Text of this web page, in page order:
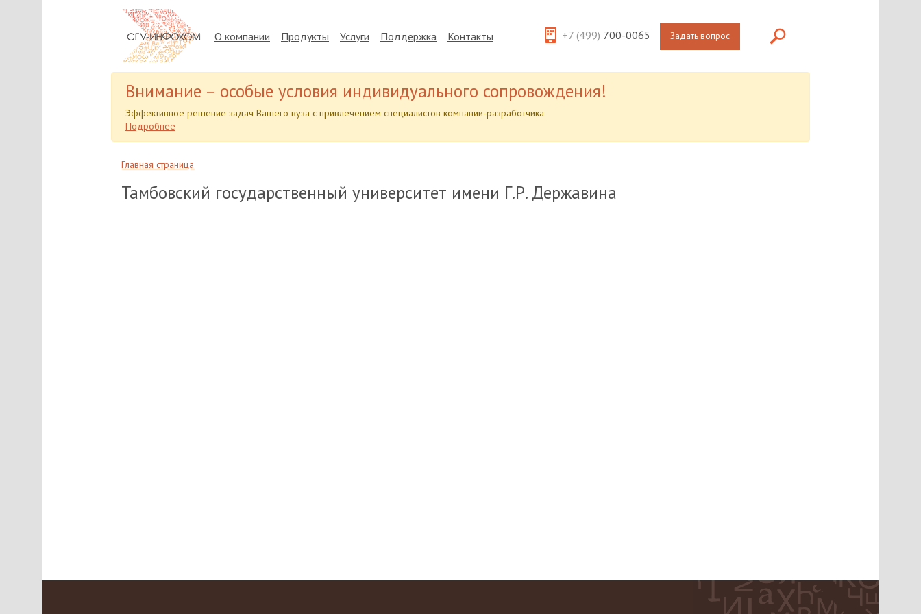
О компании Продукты Услуги Поддержка Контакты +7 (499) 700-0065 Задать вопрос
Внимание – особые условия индивидуального сопровождения!
Эффективное решение задач Вашего вуза с привлечением специалистов компании-разработчика
Подробнее
Главная страница
Тамбовский государственный университет имени Г.Р. Державина